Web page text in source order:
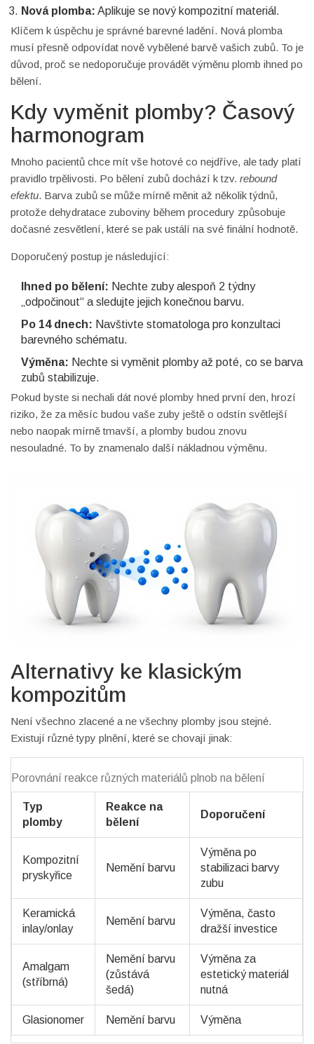
Nová plomba: Aplikuje se nový kompozitní materiál.
Klíčem k úspěchu je správné barevné ladění. Nová plomba
musí přesně odpovídat nově vybělené barvě vašich zubů. To je
důvod, proč se nedoporučuje provádět výměnu plomb ihned po
bělení.
Kdy vyměnit plomby? Časový
harmonogram
Mnoho pacientů chce mít vše hotové co nejdříve, ale tady platí
pravidlo trpělivosti. Po bělení zubů dochází k tzv. rebound
efektu. Barva zubů se může mírně měnit až několik týdnů,
protože dehydratace zuboviny během procedury způsobuje
dočasné zesvětlení, které se pak ustálí na své finální hodnotě.
Doporučený postup je následující:
Ihned po bělení: Nechte zuby alespoň 2 týdny
„odpočinout“ a sledujte jejich konečnou barvu.
Po 14 dnech: Navštivte stomatologa pro konzultaci
barevného schématu.
Výměna: Nechte si vyměnit plomby až poté, co se barva
zubů stabilizuje.
Pokud byste si nechali dát nové plomby hned první den, hrozí
riziko, že za měsíc budou vaše zuby ještě o odstín světlejší
nebo naopak mírně tmavší, a plomby budou znovu
nesouladné. To by znamenalo další nákladnou výměnu.
Alternativy ke klasickým
kompozitům
Není všechno zlacené a ne všechny plomby jsou stejné.
Existují různé typy plnění, které se chovají jinak:
Porovnání reakce různých materiálů plnob na bělení
Typ
plomby
Reakce na
bělení
Doporučení
Kompozitní
pryskyřice
Nemění barvu
Výměna po
stabilizaci barvy
zubu
Keramická
inlay/onlay
Nemění barvu
Výměna, často
dražší investice
Amalgam
(stříbrná)
Nemění barvu
(zůstává
šedá)
Výměna za
estetický materiál
nutná
Glasionomer Nemění barvu Výměna